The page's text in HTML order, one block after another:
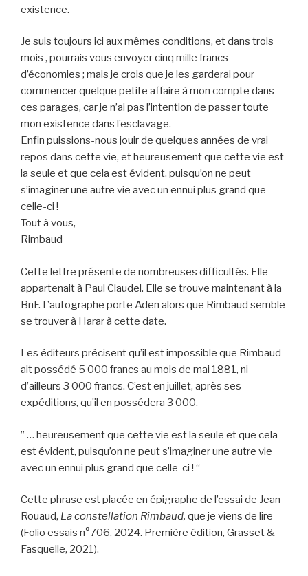
existence.
Je suis toujours ici aux mêmes conditions, et dans trois
mois , pourrais vous envoyer cinq mille francs
d’économies ; mais je crois que je les garderai pour
commencer quelque petite affaire à mon compte dans
ces parages, car je n’ai pas l’intention de passer toute
mon existence dans l’esclavage.
Enfin puissions-nous jouir de quelques années de vrai
repos dans cette vie, et heureusement que cette vie est
la seule et que cela est évident, puisqu’on ne peut
s’imaginer une autre vie avec un ennui plus grand que
celle-ci !
Tout à vous,
Rimbaud
Cette lettre présente de nombreuses difficultés. Elle
appartenait à Paul Claudel. Elle se trouve maintenant à la
BnF. L’autographe porte Aden alors que Rimbaud semble
se trouver à Harar à cette date.
Les éditeurs précisent qu’il est impossible que Rimbaud
ait possédé 5 000 francs au mois de mai 1881, ni
d’ailleurs 3 000 francs. C’est en juillet, après ses
expéditions, qu’il en possédera 3 000.
” … heureusement que cette vie est la seule et que cela
est évident, puisqu’on ne peut s’imaginer une autre vie
avec un ennui plus grand que celle-ci ! “
Cette phrase est placée en épigraphe de l’essai de Jean
Rouaud, La constellation Rimbaud, que je viens de lire
(Folio essais n°706, 2024. Première édition, Grasset &
Fasquelle, 2021).